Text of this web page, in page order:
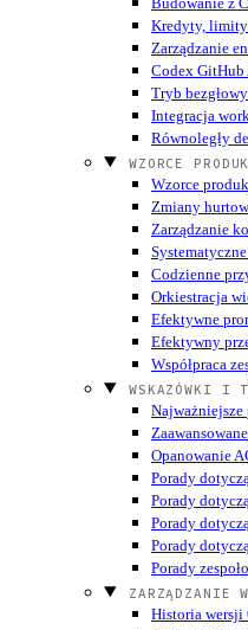
Kredyty,
Zarządzanie
Codex
Tryb
Integracja
Równoległy
WZORCE
Wzorce
Zmiany
Zarządzanie
Codzienne
Orkiestracja
Efektywne
Efektywny
Współpraca
WSKAZÓWKI I
Opanowanie
Porady
Porady
Porady
Porady
Porady
ZARZĄDZANIE
Historia wersji